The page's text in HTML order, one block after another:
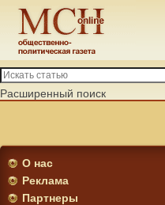
Расширенный поиск
О нас
Реклама
Партнеры